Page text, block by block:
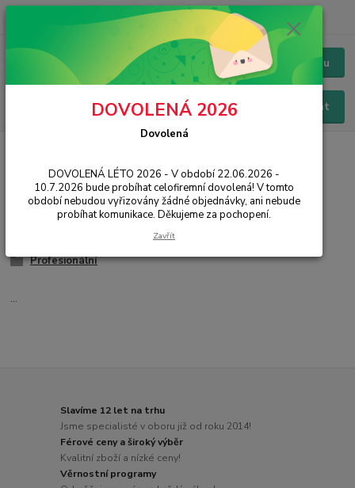
Menu
Hledat
Chat / Online podpora - 24/7
Grafické karty
Herní
Profesionální
...
Slavíme 12 let na trhu
Jsme specialisté v oboru již od roku 2014!
Férové ceny a široký výběr
Kvalitní zboží a nízké ceny!
Věrnostní programy
DOVOLENÁ 2026
Dovolená
DOVOLENÁ LÉTO 2026 - V období 22.06.2026 -
10.7.2026 bude probíhat celofiremní dovolená! V tomto
období nebudou vyřizovány žádné objednávky, ani nebude
probíhat komunikace. Děkujeme za pochopení.
Zavřít